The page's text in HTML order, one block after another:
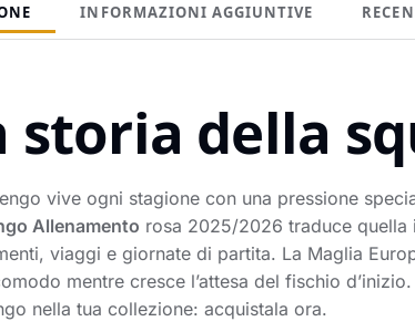
INFORMAZIONI AGGIUNTIVE
storia della
vive ogni stagione con una pressione
Allenamento rosa 2025/2026 traduce quella
viaggi e giornate di partita. La Maglia
mentre cresce l’attesa del fischio
nella tua collezione: acquistala ora.